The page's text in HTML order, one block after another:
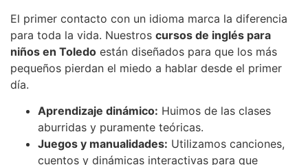
El primer contacto con un idioma marca la diferencia
para toda la vida. Nuestros cursos de inglés para
niños en Toledo están diseñados para que los más
pequeños pierdan el miedo a hablar desde el primer
día.
Aprendizaje dinámico: Huimos de las clases
aburridas y puramente teóricas.
Juegos y manualidades: Utilizamos canciones,
cuentos y dinámicas interactivas para que